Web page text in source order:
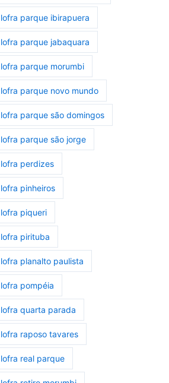
parque ibirapuera
parque jabaquara
parque morumbi
parque novo mundo
parque são domingos
parque são jorge
perdizes
pinheiros
piqueri
pirituba
planalto paulista
pompéia
quarta parada
raposo tavares
real parque